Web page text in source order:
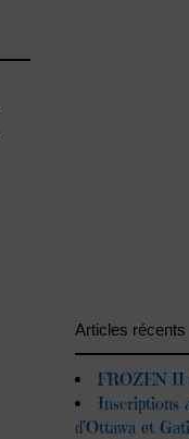
Articles récents
FROZEN II
Inscriptions
d’Ottawa et